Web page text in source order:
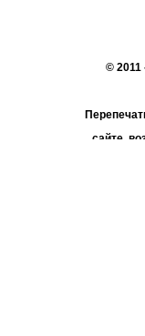
© 2011
сайте,